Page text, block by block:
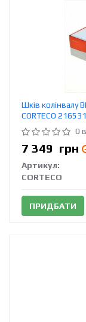
Шків колінвалу
CORTECO
0
7 349 грн
Артикул:
CORTECO
ПРИДБАТИ